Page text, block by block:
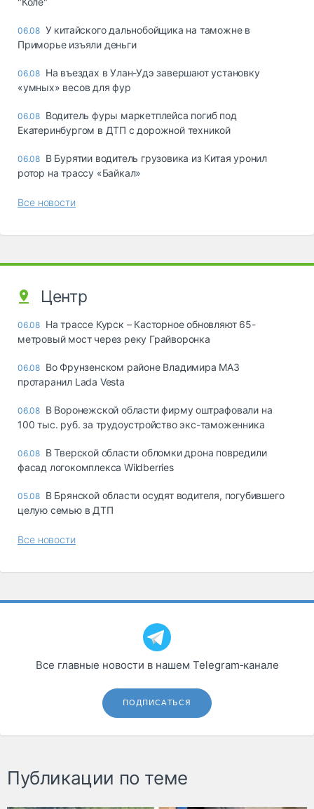
06.08 У китайского дальнобойщика на таможне в
Приморье изъяли деньги
06.08 Ha въeздax в Улaн-Удэ зaвepшaют ycтaнoвкy
«yмныx» вecoв для фyp
06.08 Водитель фуры маркетплейса погиб под
Екатеринбургом в ДТП с дорожной техникой
06.08 В Бурятии водитель грузовика из Китая уронил
ротор на трассу «Байкал»
Все новости
Центр
06.08 На трассе Курск – Касторное обновляют 65-
метровый мост через реку Грайворонка
06.08 Во Фрунзенском районе Владимира МАЗ
протаранил Lada Vesta
06.08 В Воронежской области фирму оштрафовали на
100 тыс. руб. за трудоустройство экс-таможенника
06.08 В Тверской области обломки дрона повредили
фасад логокомплекса Wildberries
05.08 В Брянской области осудят водителя, погубившего
целую семью в ДТП
Все новости
Все главные новости в нашем Telegram‑канале
ПОДПИСАТЬСЯ
Публикации по теме